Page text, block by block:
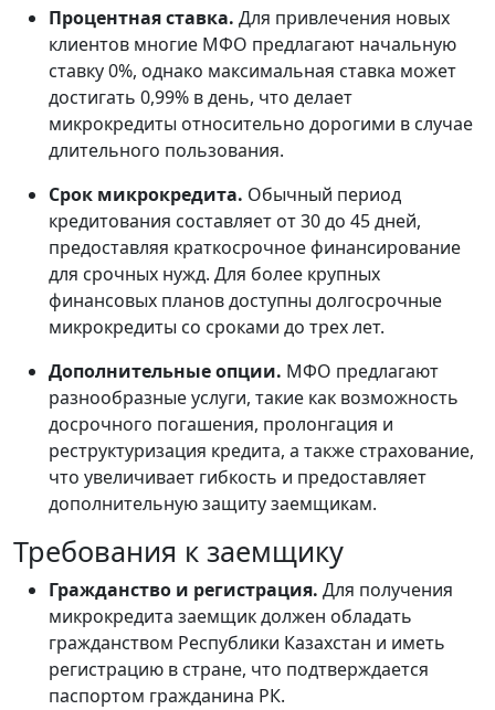
Процентная ставка. Для привлечения новых
клиентов многие МФО предлагают начальную
ставку 0%, однако максимальная ставка может
достигать 0,99% в день, что делает
микрокредиты относительно дорогими в случае
длительного пользования.
Срок микрокредита. Обычный период
кредитования составляет от 30 до 45 дней,
предоставляя краткосрочное финансирование
для срочных нужд. Для более крупных
финансовых планов доступны долгосрочные
микрокредиты со сроками до трех лет.
Дополнительные опции. МФО предлагают
разнообразные услуги, такие как возможность
досрочного погашения, пролонгация и
реструктуризация кредита, а также страхование,
что увеличивает гибкость и предоставляет
дополнительную защиту заемщикам.
Требования к заемщику
Гражданство и регистрация. Для получения
микрокредита заемщик должен обладать
гражданством Республики Казахстан и иметь
регистрацию в стране, что подтверждается
паспортом гражданина РК.